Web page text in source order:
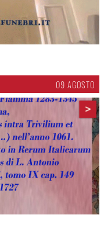
09 AGOSTO
>